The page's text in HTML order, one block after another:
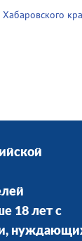
Хабаровского
18 лет с